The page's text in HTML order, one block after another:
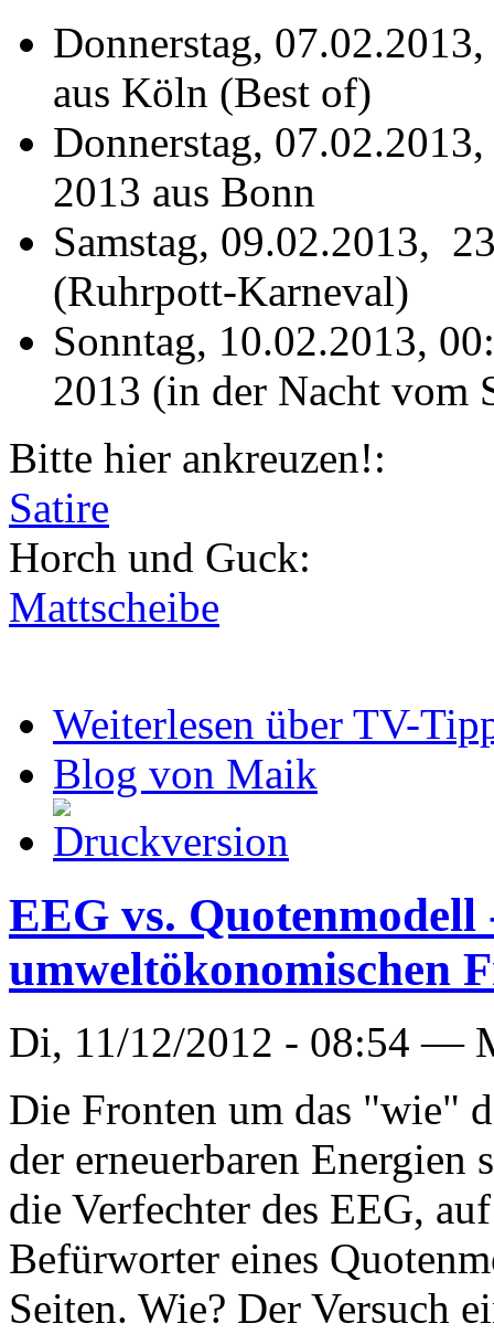
Donnerstag,
aus Köln (Best of)
Donnerstag,
2013 aus Bonn
Samstag, 09.02.2013,
(Ruhrpott-Karneval)
Sonntag, 10.02.2013,
2013 (in der Nacht vom
Bitte hier ankreuzen!:
Satire
Horch und Guck:
Mattscheibe
Weiterlesen über TV-
Blog von Maik
EEG vs. Quotenmodell
umweltökonomischen
Di, 11/12/2012 - 08:54 —
Die Fronten um das "wie"
der erneuerbaren
die Verfechter des EEG,
Befürworter eines
Seiten. Wie? Der Versuch